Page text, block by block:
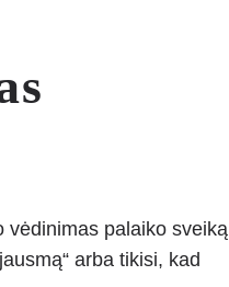
vėdinimas palaiko sveiką
arba tikisi, kad